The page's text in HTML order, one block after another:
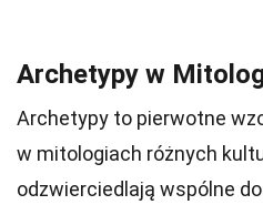
Archetypy w
Archetypy to pierwotne
w mitologiach różnych
odzwierciedlają wspólne